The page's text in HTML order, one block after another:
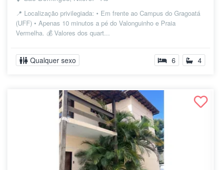
📍 Localização privilegiada: • Em frente ao Campus do Gragoatá
(UFF) • Apenas 10 minutos a pé do Valonguinho e Praia
Vermelha. 💰 Valores dos quart...
Qualquer sexo 6 4